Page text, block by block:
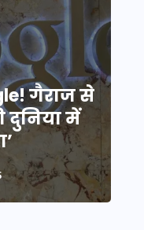
गैराज से
दुनिया में